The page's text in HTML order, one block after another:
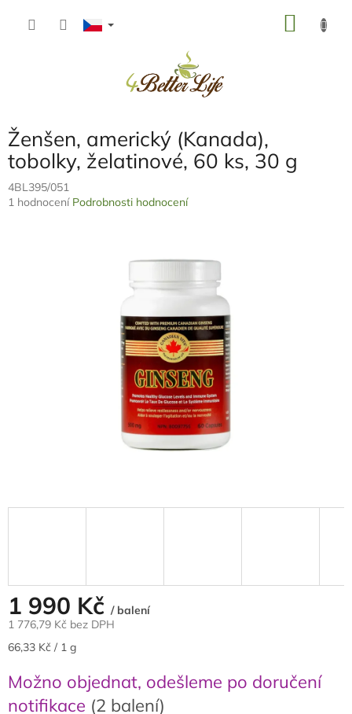
Ženšen, americký (Kanada),
tobolky, želatinové, 60 ks, 30 g
4BL395/051
Průměrné
1 hodnocení Podrobnosti hodnocení
1 990 Kč / balení
1 776,79 Kč bez DPH
Měrná
66,33 Kč / 1 g
Možno objednat, odešleme po doručení
notifikace (2 balení)